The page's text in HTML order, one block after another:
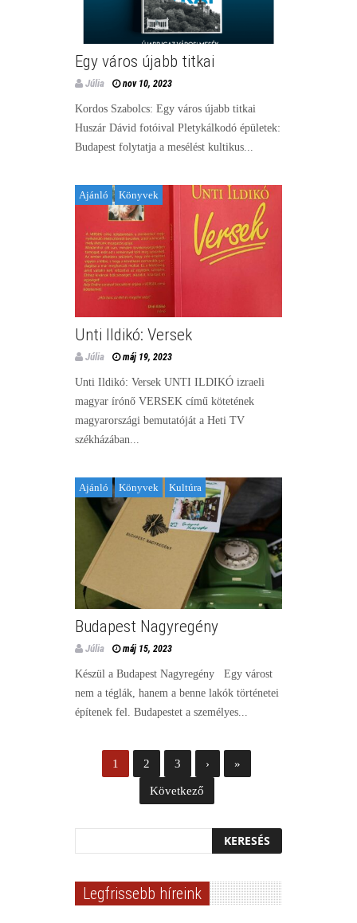
Egy város újabb titkai
Júlia nov 10, 2023
Kordos Szabolcs: Egy város újabb titkai
Huszár Dávid fotóival Pletykálkodó épületek:
Budapest folytatja a mesélést kultikus...
Ajánló Könyvek
Unti Ildikó: Versek
Júlia máj 19, 2023
Unti Ildikó: Versek UNTI ILDIKÓ izraeli
magyar írónő VERSEK című kötetének
magyarországi bemutatóját a Heti TV
székházában...
Ajánló Könyvek Kultúra
Budapest Nagyregény
Júlia máj 15, 2023
Készül a Budapest Nagyregény Egy várost
nem a téglák, hanem a benne lakók történetei
építenek fel. Budapestet a személyes...
1 2 3 › »
Következő
Legfrissebb híreink